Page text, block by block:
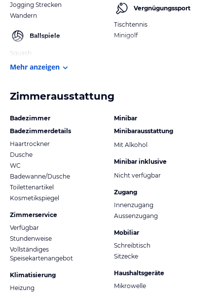
Jogging Strecken
Wandern
Ballspiele
Squash
Vergnügungssport
Tischtennis
Minigolf
Mehr anzeigen
Zimmerausstattung
Badezimmer
Badezimmerdetails
Haartrockner
Dusche
WC
Badewanne/Dusche
Toilettenartikel
Kosmetikspiegel
Zimmerservice
Verfügbar
Stundenweise
Vollständiges
Speisekartenangebot
Klimatisierung
Heizung
Minibar
Minibarausstattung
Mit Alkohol
Minibar inklusive
Nicht verfügbar
Zugang
Innenzugang
Aussenzugang
Mobiliar
Schreibtisch
Sitzecke
Haushaltsgeräte
Mikrowelle